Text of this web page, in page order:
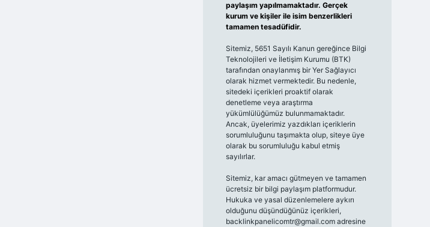
paylaşım yapılmamaktadır. Gerçek
kurum ve kişiler ile isim benzerlikleri
tamamen tesadüfidir.
Sitemiz, 5651 Sayılı Kanun gereğince Bilgi
Teknolojileri ve İletişim Kurumu (BTK)
tarafından onaylanmış bir Yer Sağlayıcı
olarak hizmet vermektedir. Bu nedenle,
sitedeki içerikleri proaktif olarak
denetleme veya araştırma
yükümlülüğümüz bulunmamaktadır.
Ancak, üyelerimiz yazdıkları içeriklerin
sorumluluğunu taşımakta olup, siteye üye
olarak bu sorumluluğu kabul etmiş
sayılırlar.
Sitemiz, kar amacı gütmeyen ve tamamen
ücretsiz bir bilgi paylaşım platformudur.
Hukuka ve yasal düzenlemelere aykırı
olduğunu düşündüğünüz içerikleri,
backlinkpanelicomtr@gmail.comadresine